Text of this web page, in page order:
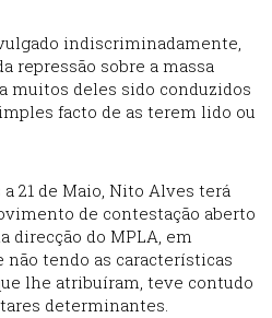
indiscriminadamente,
repressão sobre a massa
muitos deles sido conduzidos
facto de as terem lido ou
21 de Maio, Nito Alves terá
de contestação aberto
direcção do MPLA, em
não tendo as características
lhe atribuíram, teve contudo
determinantes.